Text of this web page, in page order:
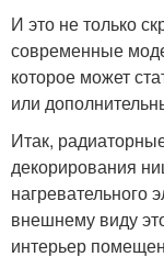
И это не только
современные
которое может
или
Итак,
декорирования
нагревательного
внешнему виду
интерьер